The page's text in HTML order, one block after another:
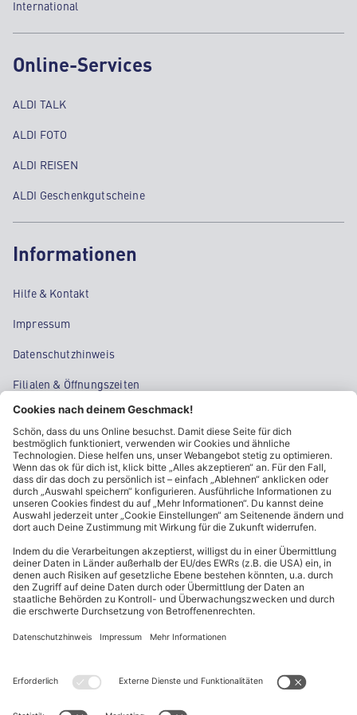
International
Online-Services
ALDI TALK
ALDI FOTO
ALDI REISEN
ALDI Geschenkgutscheine
Informationen
Hilfe & Kontakt
Impressum
Datenschutzhinweis
Filialen & Öffnungszeiten
Kontakt
Cookie-Einstellungen
Kundeninformationen
ALDI Nord folgen
* Wir bitten um Beachtung, dass diese Aktionsartikel im